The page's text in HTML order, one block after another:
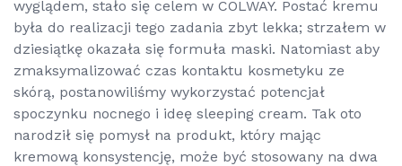
wyglądem, stało się celem w COLWAY. Postać kremu
była do realizacji tego zadania zbyt lekka; strzałem w
dziesiątkę okazała się formuła maski. Natomiast aby
zmaksymalizować czas kontaktu kosmetyku ze
skórą, postanowiliśmy wykorzystać potencjał
spoczynku nocnego i ideę sleeping cream. Tak oto
narodził się pomysł na produkt, który mając
kremową konsystencję, może być stosowany na dwa